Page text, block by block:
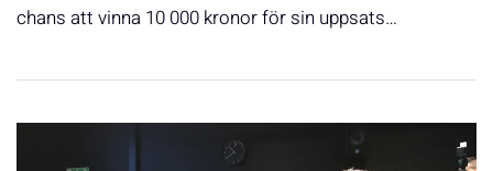
chans att vinna 10 000 kronor för sin uppsats…